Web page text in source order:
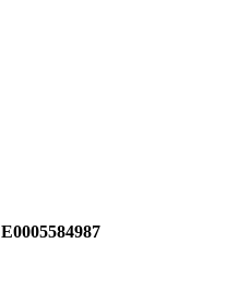
E0005584987